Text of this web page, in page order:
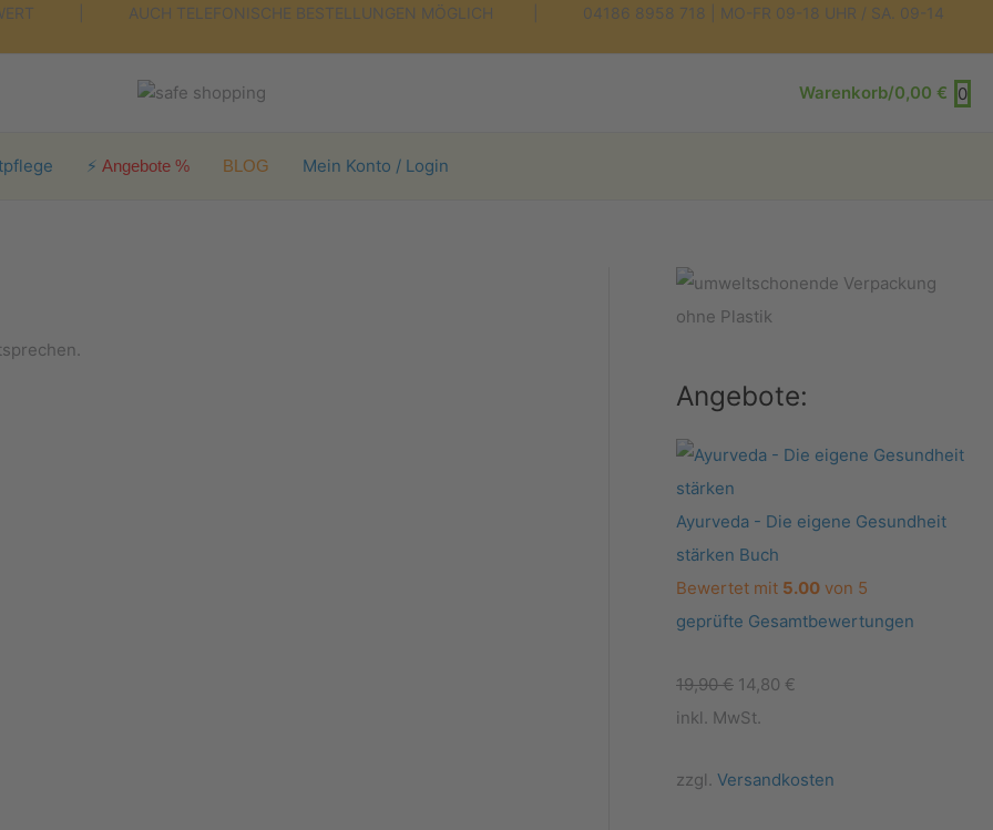
| AUCH TELEFONISCHE BESTELLUNGEN MÖGLICH | 04186 8958 718 | MO-FR 09-18 UHR / SA. 09-14
Warenkorb/0,00 € 0
⚡ Angebote % BLOG Mein Konto / Login
Angebote:
Ayurveda - Die eigene Gesundheit
stärken Buch
Bewertet mit 5.00 von 5
geprüfte Gesamtbewertungen
19,90€ U
r
p
14,80 €
u
inkl. MwSt.
zzgl. Versandkosten